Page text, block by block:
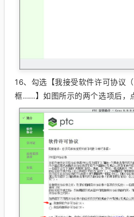
16、 勾选【我接受软件许可协议
框……】如图所示的两个选项后，